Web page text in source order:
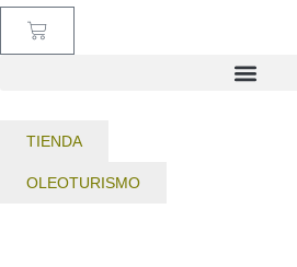
TIENDA
OLEOTURISMO